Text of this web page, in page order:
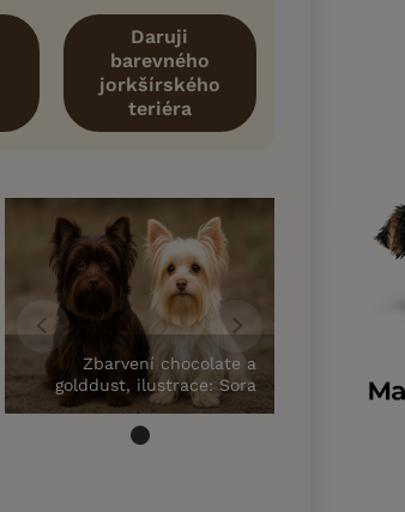
Daruji
barevného
jorkšírského
teriéra
Zbarvení chocolate a
golddust, ilustrace: Sora